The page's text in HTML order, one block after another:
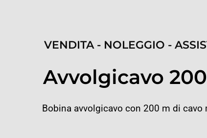
VENDITA - NOLEGGIO -
Avvolgicavo
Bobina avvolgicavo con 200 m di cavo